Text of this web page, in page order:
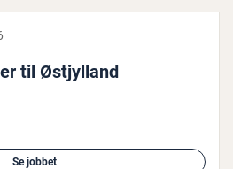
til Østjyl­land
Se jobbet